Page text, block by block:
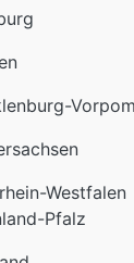
Pfalz